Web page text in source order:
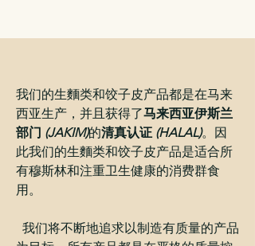
我们的生麵类和饺子皮产品都是在马来
西亚生产，并且获得了马来西亚伊斯兰
部门 (JAKIM)的清真认证 (HALAL)。因
此我们的生麵类和饺子皮产品是适合所
有穆斯林和注重卫生健康的消费群食
用。
我们将不断地追求以制造有质量的产品